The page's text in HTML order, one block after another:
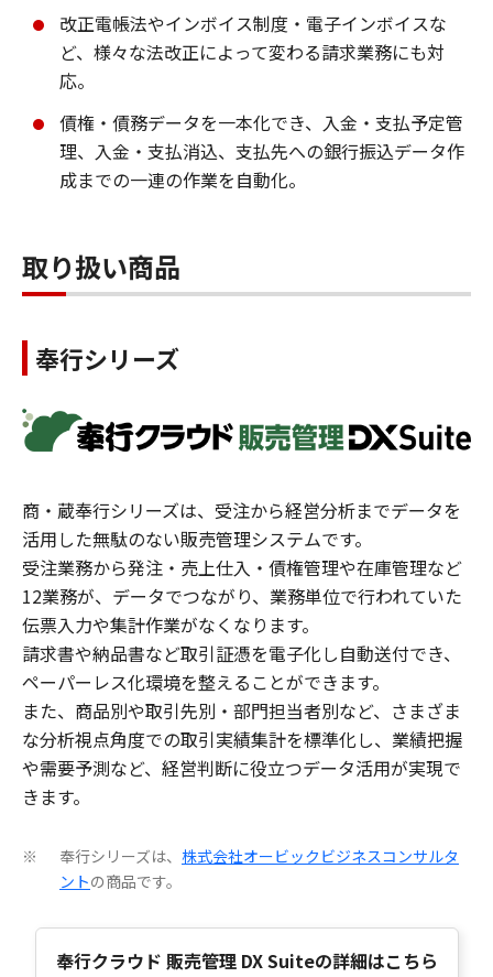
改正電帳法やインボイス制度・電子インボイスな
ど、様々な法改正によって変わる請求業務にも対
応。
債権・債務データを一本化でき、入金・支払予定管
理、入金・支払消込、支払先への銀行振込データ作
成までの一連の作業を自動化。
取り扱い商品
奉行シリーズ
商・蔵奉行シリーズは、受注から経営分析までデータを
活用した無駄のない販売管理システムです。
受注業務から発注・売上仕入・債権管理や在庫管理など
12業務が、データでつながり、業務単位で行われていた
伝票入力や集計作業がなくなります。
請求書や納品書など取引証憑を電子化し自動送付でき、
ペーパーレス化環境を整えることができます。
また、商品別や取引先別・部門担当者別など、さまざま
な分析視点角度での取引実績集計を標準化し、業績把握
や需要予測など、経営判断に役立つデータ活用が実現で
きます。
※ 奉行シリーズは、 株式会社オービックビジネスコンサルタ
ントの商品です。
奉行クラウド 販売管理 DX Suiteの詳細はこちら